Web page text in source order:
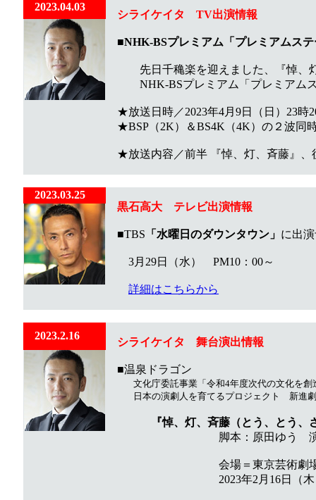
2023.04.03
シライケイタ TV出演情報
■NHK-BSプレミアム「プレミアム
先日千穐楽を迎えました、『悼、
NHK-BSプレミアム「プレミアムス
★放送日時／2023年4月9日（日）23時
★BSP（2K）＆BS4K（4K）の２波同
★放送内容／前半 『悼、灯、斉藤』、
2023.03.25
黒石高大 テレビ出演情報
■TBS 「水曜日のダウンタウン」 に出
3月29日（水） PM10：00～
詳細はこちらから
2023.2.16
シライケイタ 舞台演出情報
■温泉ドラゴン
文化庁委託事業「令和4年度次代の文化を創
日本の演劇人を育てるプロジェクト 新進
『悼、灯、斉藤（とう、とう、
脚本：原田ゆう 演出：
会場＝東京芸術劇場シア
2023年2月16日（木）～